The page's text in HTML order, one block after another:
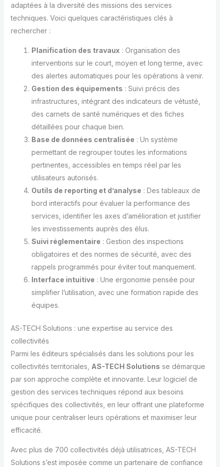
adaptées à la diversité des missions des services
techniques. Voici quelques caractéristiques clés à
rechercher :
Planification des travaux : Organisation des
interventions sur le court, moyen et long terme, avec
des alertes automatiques pour les opérations à venir.
Gestion des équipements : Suivi précis des
infrastructures, intégrant des indicateurs de vétusté,
des carnets de santé numériques et des fiches
détaillées pour chaque bien.
Base de données centralisée : Un système
permettant de regrouper toutes les informations
pertinentes, accessibles en temps réel par les
utilisateurs autorisés.
Outils de reporting et d’analyse : Des tableaux de
bord interactifs pour évaluer la performance des
services, identifier les axes d’amélioration et justifier
les investissements auprès des élus.
Suivi réglementaire : Gestion des inspections
obligatoires et des normes de sécurité, avec des
rappels programmés pour éviter tout manquement.
Interface intuitive : Une ergonomie pensée pour
simplifier l’utilisation, avec une formation rapide des
équipes.
AS-TECH Solutions : une expertise au service des
collectivités
Parmi les éditeurs spécialisés dans les solutions pour les
collectivités territoriales, AS-TECH Solutions se démarque
par son approche complète et innovante. Leur logiciel de
gestion des services techniques répond aux besoins
spécifiques des collectivités, en leur offrant une plateforme
unique pour centraliser leurs opérations et maximiser leur
efficacité.
Avec plus de 700 collectivités déjà utilisatrices, AS-TECH
Solutions s’est imposée comme un partenaire de confiance